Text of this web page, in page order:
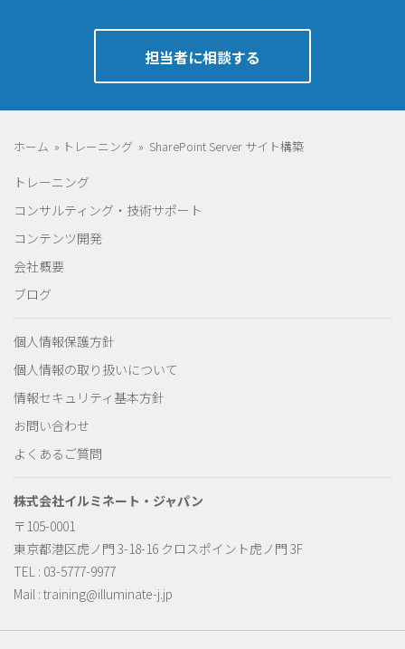
担当者に相談する
ホーム » トレーニング » SharePoint Server サイト構築
トレーニング
コンサルティング・技術サポート
コンテンツ開発
会社概要
ブログ
個人情報保護方針
個人情報の取り扱いについて
情報セキュリティ基本方針
お問い合わせ
よくあるご質問
株式会社イルミネート・ジャパン
〒105-0001
東京都港区虎ノ門 3-18-16 クロスポイント虎ノ門 3F
TEL : 03-5777-9977
Mail : training@illuminate-j.jp